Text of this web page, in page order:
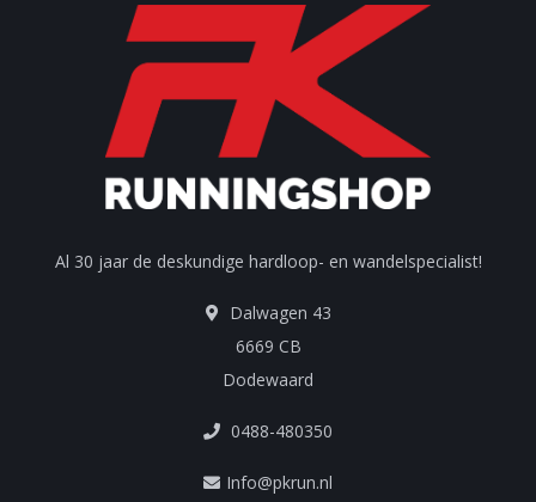
Al 30 jaar de deskundige hardloop- en wandelspecialist!
Dalwagen 43
6669 CB
Dodewaard
0488-480350
Info@pkrun.nl